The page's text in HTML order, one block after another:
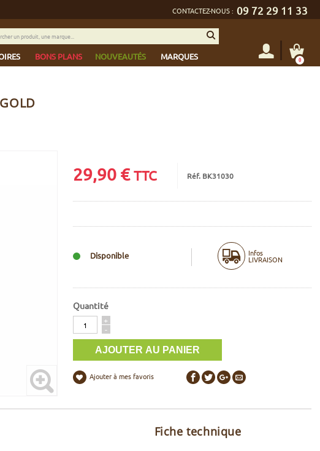
CONTACTEZ-NOUS : 09 72 29 11 33
BONS PLANS NOUVEAUTÉS MARQUES 0
29,90€ TTC Réf. BK31030
Disponible Infos
LIVRAISON
Quantité
Quantité
+
-
Ajouter à mes favoris
Fiche technique